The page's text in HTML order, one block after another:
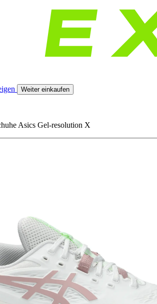
Weiter einkaufen
Asics Gel-resolution X